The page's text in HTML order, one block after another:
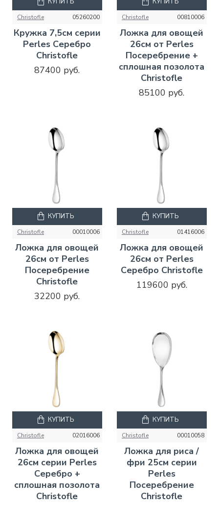
Christofle 05260200
Кружка 7,5см серии
Perles Серебро
Christofle
87400 руб.
Christofle 00810006
Ложка для овощей
26см от Perles
Посеребрение +
сплошная позолота
Christofle
85100 руб.
Christofle 00010006
Ложка для овощей
26см от Perles
Посеребрение
Christofle
32200 руб.
КУПИТЬ
Christofle 01416006
Ложка для овощей
26см от Perles
Серебро Christofle
119600 руб.
КУПИТЬ
Christofle 02016006
Ложка для овощей
26см серии Perles
Серебро +
сплошная позолота
Christofle
КУПИТЬ
Christofle 00010058
Ложка для риса /
фри 25см серии
Perles
Посеребрение
Christofle
КУПИТЬ